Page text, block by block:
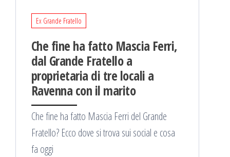
Ex Grande Fratello
Che fine ha fatto Mascia Ferri,
dal Grande Fratello a
proprietaria di tre locali a
Ravenna con il marito
Che fine ha fatto Mascia Ferri del Grande
Fratello? Ecco dove si trova sui social e cosa
fa oggi